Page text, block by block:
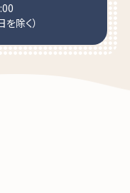
除く）